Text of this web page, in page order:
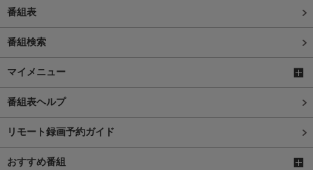
番組表
番組検索
マイメニュー
番組表ヘルプ
リモート録画予約ガイド
おすすめ番組